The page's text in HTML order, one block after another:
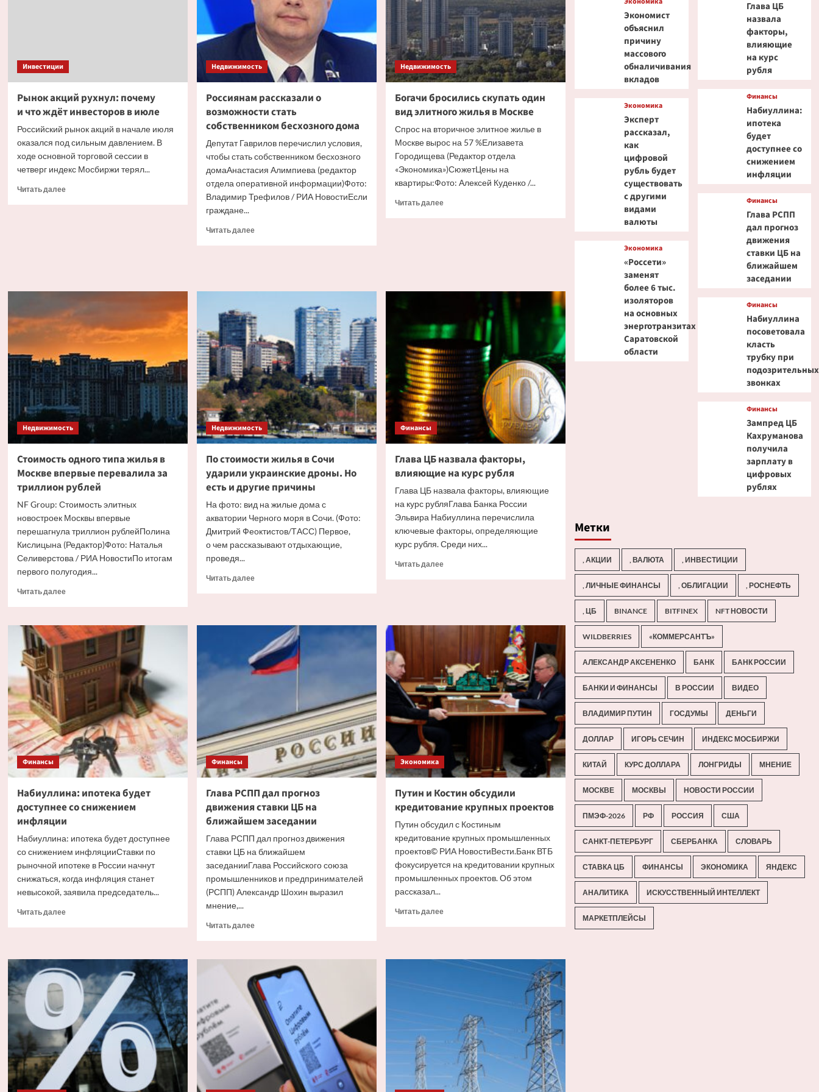
5
Эксперт PlanB допустил
снижение биткоина до $52
Инвестиции
Рынок акций рухнул: почему
и что ждёт инвесторов в июле
Российский рынок акций в начале июля
оказался под сильным давлением. В
ходе основной торговой сессии в
четверг индекс Мосбиржи терял...
Читать далееПрочитать
инвесторов
Недвижимость
Россиянам рассказали о
возможности стать
собственником бесхозного дома
Депутат Гаврилов перечислил условия,
чтобы стать собственником бесхозного
домаАнастасия Алимпиева (редактор
отдела оперативной информации)Фото:
Владимир Трефилов / РИА НовостиЕсли
граждане...
Читать далееПрочитать
собственником
бесхозного
дома
Недвижимость
Богачи бросились скупать один
вид элитного жилья в Москве
Спрос на вторичное элитное жилье в
Москве вырос на 57 %Елизавета
Городищева (Редактор отдела
«Экономика»)СюжетЦены на
квартиры:Фото: Алексей Куденко /...
Читать далееПрочитать
элитного
Москве
Недвижимость
Стоимость одного типа жилья в
Москве впервые перевалила за
триллион рублей
NF Group: Стоимость элитных
новостроек Москвы впервые
перешагнула триллион рублейПолина
Кислицына (Редактор)Фото: Наталья
Селиверстова / РИА НовостиПо итогам
первого полугодия...
Читать далееПрочитать
Стоимость
одного
типа
жилья
в
Москве
впервые
перевалила
за
триллион
рублей
Недвижимость
По стоимости жилья в Сочи
ударили украинские дроны. Но
есть и другие причины
На фото: вид на жилые дома с
акватории Черного моря в Сочи. (Фото:
Дмитрий Феоктистов/ТАСС) Первое,
о чем рассказывают отдыхающие,
проведя...
Читать далееПрочитать
жилья
Сочи
ударили
и
другие
причины
Финансы
Глава ЦБ назвала факторы,
влияющие на курс рубля
Глава ЦБ назвала факторы, влияющие
на курс рубляГлава Банка России
Эльвира Набиуллина перечислила
ключевые факторы, определяющие
курс рубля. Среди них...
Читать далееПрочитать
факторы,
курс
рубля
Финансы
Набиуллина: ипотека будет
доступнее со снижением
инфляции
Набиуллина: ипотека будет доступнее
со снижением инфляцииСтавки по
рыночной ипотеке в России начнут
снижаться, когда инфляция станет
невысокой, заявила председатель...
Читать далееПрочитать
будет
доступнее
снижением
инфляции
Финансы
Глава РСПП дал прогноз
движения ставки ЦБ на
ближайшем заседании
Глава РСПП дал прогноз движения
ставки ЦБ на ближайшем
заседанииГлава Российского союза
промышленников и предпринимателей
(РСПП) Александр Шохин выразил
мнение,...
Читать далееПрочитать
Глава
РСПП
дал
прогноз
движения
ставки
ЦБ
ближайшем
заседании
Экономика
Путин и Костин обсудили
кредитование крупных проектов
Путин обсудил с Костиным
кредитование крупных промышленных
проектов© РИА НовостиВести.Банк ВТБ
фокусируется на кредитовании крупных
промышленных проектов. Об этом
рассказал...
Читать далееПрочитать
проектов
Экономист
объяснил
причину
массового
обналичивания
вкладов
Экономика
Эксперт
рассказал,
как
цифровой
рубль будет
существовать
с другими
видами
валюты
Экономика
«Россети»
заменят
более 6 тыс.
изоляторов
на основных
энерготранзитах
Саратовской
области
Глава ЦБ
назвала
факторы,
влияющие
на курс
рубля
Финансы
Набиуллина:
ипотека
будет
доступнее со
снижением
инфляции
Финансы
Глава РСПП
дал прогноз
движения
ставки ЦБ на
ближайшем
заседании
Финансы
Набиуллина
посоветовала
класть
трубку при
подозрительных
звонках
Финансы
Зампред ЦБ
Кахруманова
получила
зарплату в
цифровых
рублях
Метки
, АКЦИИ , ВАЛЮТА , ИНВЕСТИЦИИ
, ЛИЧНЫЕ ФИНАНСЫ , ОБЛИГАЦИИ , РОСНЕФТЬ
, ЦБ BINANCE BITFINEX NFT НОВОСТИ
WILDBERRIES «КОММЕРСАНТЪ»
АЛЕКСАНДР АКСЕНЕНКО БАНК БАНК РОССИИ
БАНКИ И ФИНАНСЫ В РОССИИ ВИДЕО
ВЛАДИМИР ПУТИН ГОСДУМЫ ДЕНЬГИ
ДОЛЛАР ИГОРЬ СЕЧИН ИНДЕКС МОСБИРЖИ
КИТАЙ КУРС ДОЛЛАРА ЛОНГРИДЫ МНЕНИЕ
МОСКВЕ МОСКВЫ НОВОСТИ РОССИИ
ПМЭФ-2026 РФ РОССИЯ США
САНКТ-ПЕТЕРБУРГ СБЕРБАНКА СЛОВАРЬ
СТАВКА ЦБ ФИНАНСЫ ЭКОНОМИКА ЯНДЕКС
АНАЛИТИКА ИСКУССТВЕННЫЙ ИНТЕЛЛЕКТ
МАРКЕТПЛЕЙСЫ